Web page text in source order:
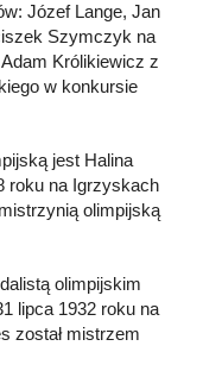
Józef Lange, Jan
Szymczyk na
Królikiewicz z
w konkursie
jest Halina
roku na Igrzyskach
olimpijską
olimpijskim
lipca 1932 roku na
został mistrzem